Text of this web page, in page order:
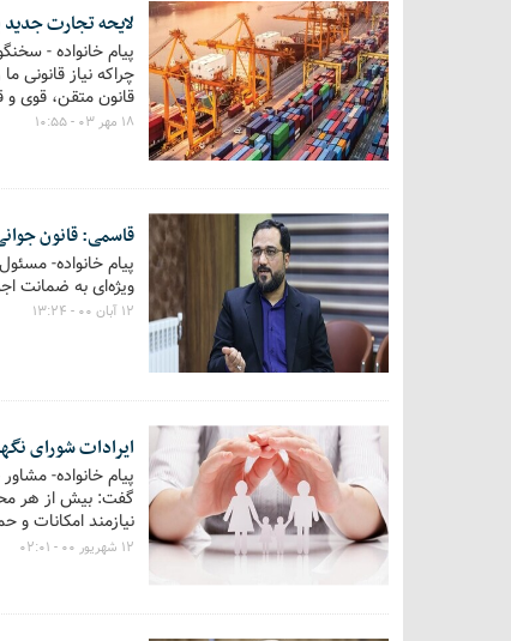
لایحه تجارت
پیام خانواده -
چراکه نیاز
قانون متقن، قوی و
۱۸ مهر ۰۳ - ۱۰:۵۵
قاسمی: قانون
پیام خانواده-
ویژه‌ای به ضمانت
۱۲ آبان ۰۰ - ۱۳:۲۴
ایرادات شورای
پیام خانواده-
گفت: بیش از هر
نیازمند امکانات
نگاهی بیندازید از
۱۲ شهریور ۰۰ - ۰۲:۰۱